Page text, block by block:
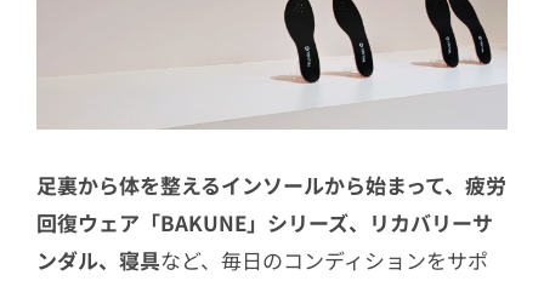
足裏から体を整えるインソールから始まって、疲労
回復ウェア「BAKUNE」シリーズ、リカバリーサ
ンダル、寝具など、毎日のコンディションをサポ